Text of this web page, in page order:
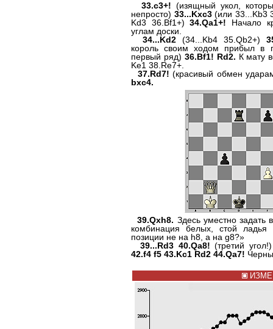
33.c3+! (изящный укол,
непросто) 33...Kxc3(или 33...Kb3
Kd3 36.Bf1+)34.Qa1+! Начало
углам доски.
34...Kd2 (34...Kb4 35.Qb2+)
король своим ходом прибыл в
первый ряд) 36.Bf1! Rd2. К мату
Ke1 38.Re7+.
37.Rd7! (красивый обмен
bxc4.
39.Qxh8. Здесь уместно
комбинация белых, стой ладья
позиции не на h8, а на g8?»
39...Rd3 40.Qa8! (третий
42.f4 f5 43.Kc1 Rd2 44.Qa7!